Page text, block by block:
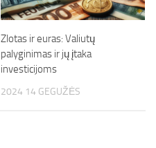
Zlotas ir euras: Valiutų
palyginimas ir jų įtaka
investicijoms
2024 14 GEGUŽĖS